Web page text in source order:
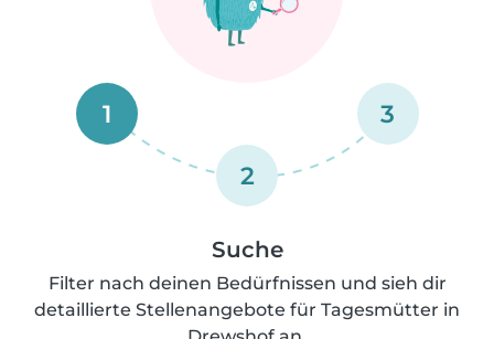
1
2
3
Suche
Filter nach deinen Bedürfnissen und sieh dir
detaillierte Stellenangebote für Tagesmütter in